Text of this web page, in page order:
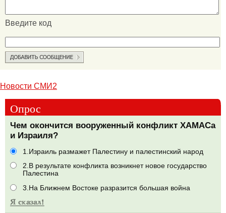
Введите код
Новости СМИ2
Опрос
Чем окончится вооруженный конфликт ХАМАСа
и Израиля?
1.Израиль размажет Палестину и палестинский народ
2.В результате конфликта возникнет новое государство
Палестина
3.На Ближнем Востоке разразится большая война